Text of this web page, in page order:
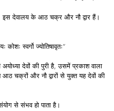
इस देवालय के आठ चक्र और नौ द्वार हैं।
कोशः स्वर्गो ज्योतिषावृतः”
देवों की पुरी है, उसमें प्रकाश वाला
चक्रों और नौ द्वारों से युक्त यह देवों की
से संभव हो पाता है।